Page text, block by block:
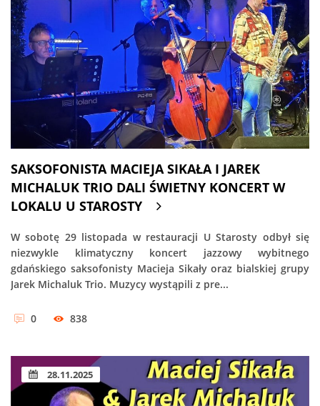
SAKSOFONISTA MACIEJA SIKAŁA I JAREK
MICHALUK TRIO DALI ŚWIETNY KONCERT W
LOKALU U STAROSTY
W sobotę 29 listopada w restauracji U Starosty odbył się
niezwykle klimatyczny koncert jazzowy wybitnego
gdańskiego saksofonisty Macieja Sikały oraz bialskiej grupy
Jarek Michaluk Trio. Muzycy wystąpili z pre...
0 838
28.11.2025